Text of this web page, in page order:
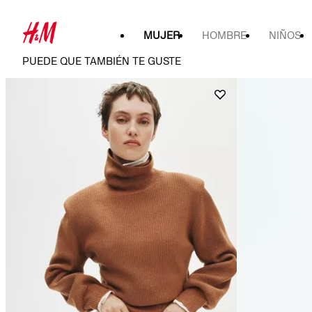
MUJER HOMBRE NIÑOS
PUEDE QUE TAMBIÉN TE GUSTE